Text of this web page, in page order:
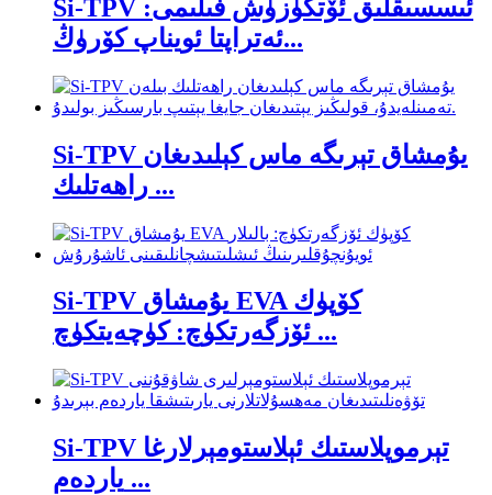
Si-TPV ئىسسىقلىق ئۆتكۈزۈش فىلىمى:
ئەتراپتا ئويناپ كۆرۈڭ...
Si-TPV يۇمشاق تېرىگە ماس كېلىدىغان
راھەتلىك ...
Si-TPV يۇمشاق EVA كۆپۈك
ئۆزگەرتكۈچ: كۈچەيتكۈچ ...
Si-TPV تېرموپلاستىك ئېلاستومېرلارغا
ياردەم ...